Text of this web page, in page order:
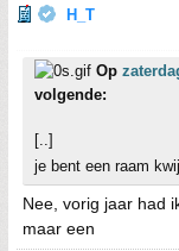
H_T
Op
volgende:
[..]
je bent een raam
Nee, vorig jaar had
maar een